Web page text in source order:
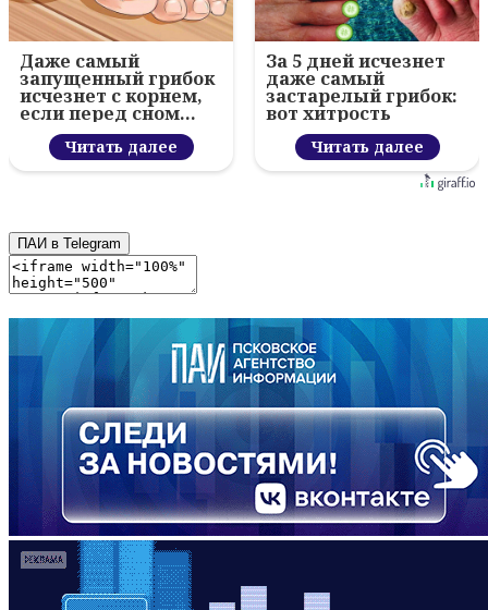
Даже самый
запущенный грибок
исчезнет с корнем,
если перед сном…
Читать далее
За 5 дней исчезнет
даже самый
застарелый грибок:
вот хитрость
Читать далее
ПАИ в Telegram